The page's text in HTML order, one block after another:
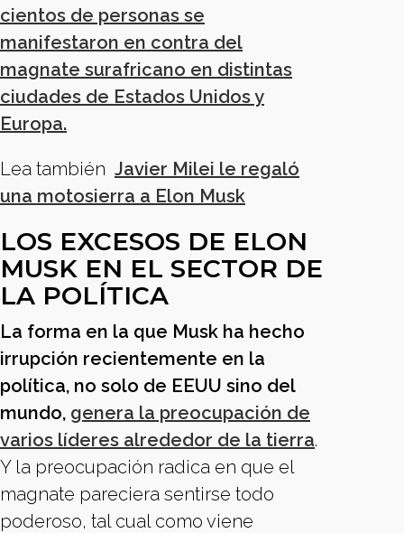
cientos de personas se
manifestaron en contra del
magnate surafricano en distintas
ciudades de Estados Unidos y
Europa.
Lea también Javier Milei le regaló
una motosierra a Elon Musk
LOS EXCESOS DE ELON
MUSK EN EL SECTOR DE
LA POLÍTICA
La forma en la que Musk ha hecho
irrupción recientemente en la
política, no solo de EEUU sino del
mundo, genera la preocupación de
varios líderes alrededor de la tierra.
Y la preocupación radica en que el
magnate pareciera sentirse todo
poderoso, tal cual como viene